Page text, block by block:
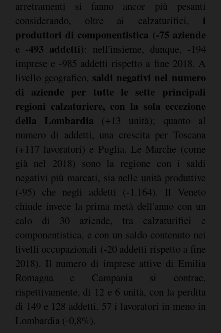
arretramenti si fanno ancor più pesanti
considerando, oltre ai calzaturifici, i
produttori di componentistica (-75 aziende
e -493 addetti): nell'insieme, dunque, -194
imprese e -985 addetti rispetto a fine 2018. A
livello geografico, saldi negativi nel numero
di aziende per tutte le sette principali
regioni calzaturiere, con la sola eccezione
della Lombardia (+13 unità); quanto al
numero di addetti, una crescita per Toscana
(+117 lavoratori) e Puglia. Le Marche (come
già nel 2018) sono la regione con i saldi
negativi più marcati, sia nelle unità produttive
(-95) che negli addetti (-1.164). Il Veneto
chiude invece la prima metà dell'anno con un
calo di 30 aziende, tra calzaturifici e
componentistica, e con un saldo contenuto nei
livelli occupazionali (-20 addetti rispetto a fine
2018). Il numero di imprese attive di Emilia
Romagna e Campania si contrae,
rispettivamente, di 12 e 6 unità, con la perdita
di 149 e 128 addetti. 57 i lavoratori in meno in
Lombardia (-0,8%).